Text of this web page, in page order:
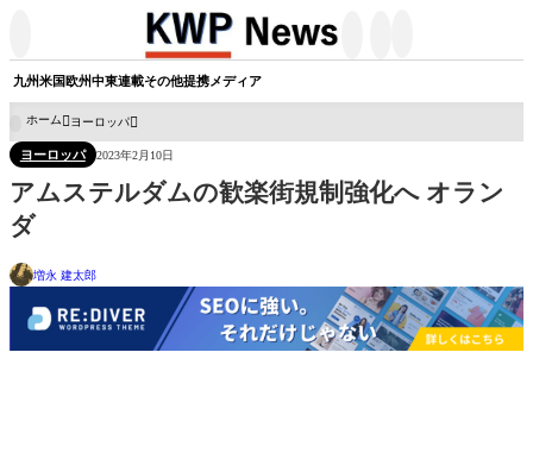
九州米国欧州中東連載その他提携メディア
ホーム ヨーロッパ
ヨーロッパ 2023年2月10日
アムステルダムの歓楽街規制強化へ オラン
ダ
増永 建太郎